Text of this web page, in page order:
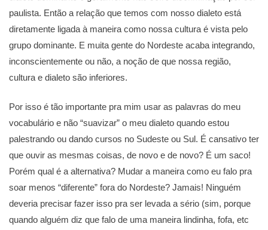
paulista. Então a relação que temos com nosso dialeto está
diretamente ligada à maneira como nossa cultura é vista pelo
grupo dominante. E muita gente do Nordeste acaba integrando,
inconscientemente ou não, a noção de que nossa região,
cultura e dialeto são inferiores.
Por isso é tão importante pra mim usar as palavras do meu
vocabulário e não “suavizar” o meu dialeto quando estou
palestrando ou dando cursos no Sudeste ou Sul. É cansativo ter
que ouvir as mesmas coisas, de novo e de novo? É um saco!
Porém qual é a alternativa? Mudar a maneira como eu falo pra
soar menos “diferente” fora do Nordeste? Jamais! Ninguém
deveria precisar fazer isso pra ser levada a sério (sim, porque
quando alguém diz que falo de uma maneira lindinha, fofa, etc